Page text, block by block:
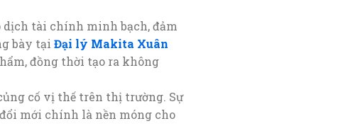
tài chính minh bạch, đảm
bày tại Đại lý Makita Xuân
đồng thời tạo ra không
cố vị thế trên thị trường. Sự
mới chính là nền móng cho